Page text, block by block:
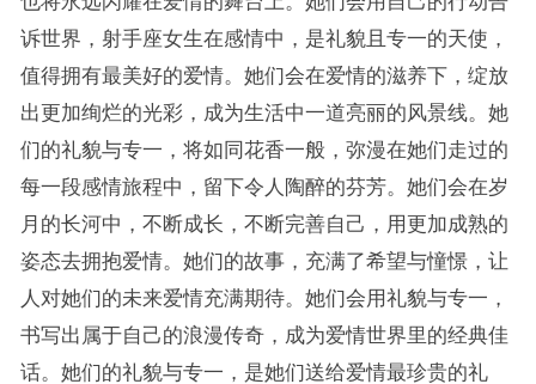
诉世界，射手座女生在感情中，是礼貌且专一的天使，
值得拥有最美好的爱情。她们会在爱情的滋养下，绽放
出更加绚烂的光彩，成为生活中一道亮丽的风景线。她
们的礼貌与专一，将如同花香一般，弥漫在她们走过的
每一段感情旅程中，留下令人陶醉的芬芳。她们会在岁
月的长河中，不断成长，不断完善自己，用更加成熟的
姿态去拥抱爱情。她们的故事，充满了希望与憧憬，让
人对她们的未来爱情充满期待。她们会用礼貌与专一，
书写出属于自己的浪漫传奇，成为爱情世界里的经典佳
话。她们的礼貌与专一，是她们送给爱情最珍贵的礼